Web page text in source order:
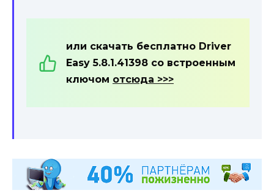
или скачать бесплатно Driver
Easy 5.8.1.41398 со встроенным
ключом отсюда >>>